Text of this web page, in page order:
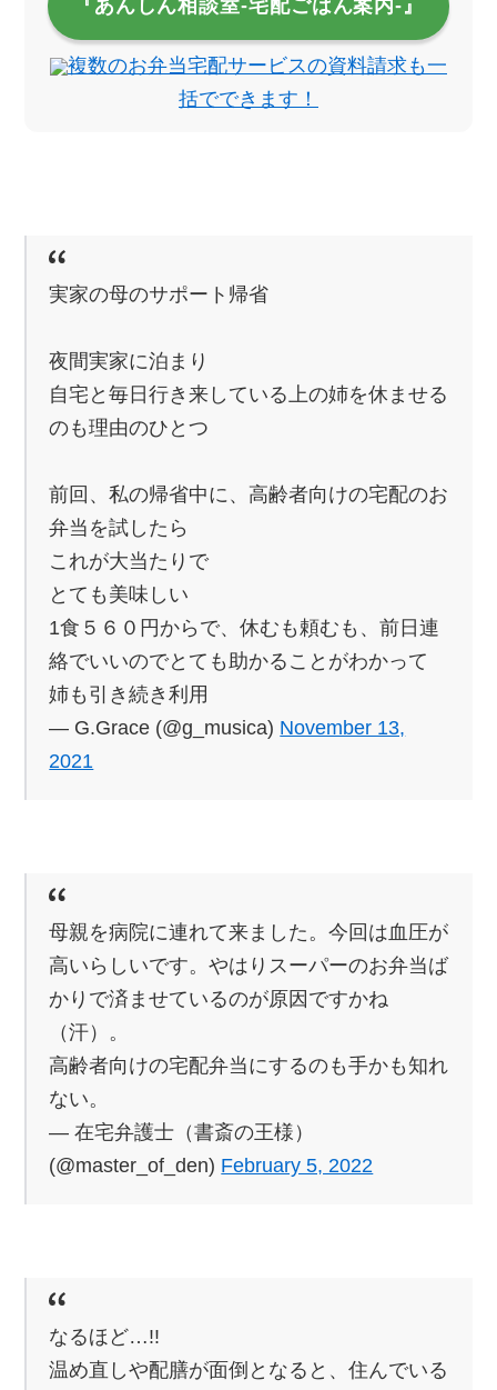
『あんしん相談室‐宅配ごはん案内‐』
複数のお弁当宅配サービスの資料請求も一
括でできます！
実家の母のサポート帰省
夜間実家に泊まり
自宅と毎日行き来している上の姉を休ませる
のも理由のひとつ
前回、私の帰省中に、高齢者向けの宅配のお
弁当を試したら
これが大当たりで
とても美味しい
1食５６０円からで、休むも頼むも、前日連
絡でいいのでとても助かることがわかって
姉も引き続き利用
— G.Grace (@g_musica) November 13,
2021
母親を病院に連れて来ました。今回は血圧が
高いらしいです。やはりスーパーのお弁当ば
かりで済ませているのが原因ですかね
（汗）。
高齢者向けの宅配弁当にするのも手かも知れ
ない。
— 在宅弁護士（書斎の王様）
(@master_of_den) February 5, 2022
なるほど…!!
温め直しや配膳が面倒となると、住んでいる